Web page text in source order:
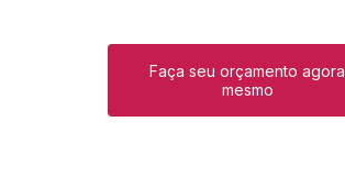
Faça seu orçamento agora
mesmo